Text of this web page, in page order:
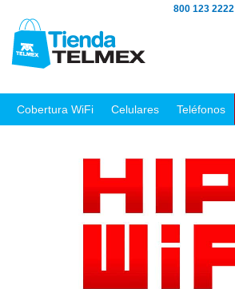
800 123 2222
Cobertura WiFi Celulares Teléfonos